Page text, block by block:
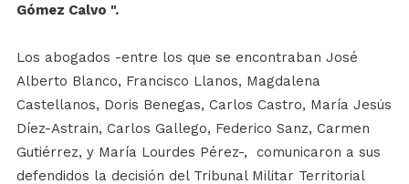
Gómez Calvo ".
Los abogados -entre los que se encontraban José
Alberto Blanco, Francisco Llanos, Magdalena
Castellanos, Doris Benegas, Carlos Castro, María Jesús
Díez-Astrain, Carlos Gallego, Federico Sanz, Carmen
Gutiérrez, y María Lourdes Pérez-, comunicaron a sus
defendidos la decisión del Tribunal Militar Territorial